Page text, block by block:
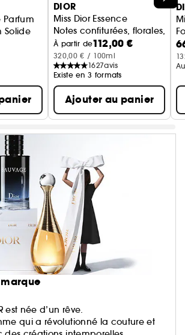
Parfum
Solide
alcool
DIOR
Miss Dior Essence
Notes confiturées, florales,
À partir de112,00 €
320,00 € / 100ml
1627avis
Existe en 3 formats
Ajouter au panier
est née d’un rêve.
qui a révolutionné la couture et